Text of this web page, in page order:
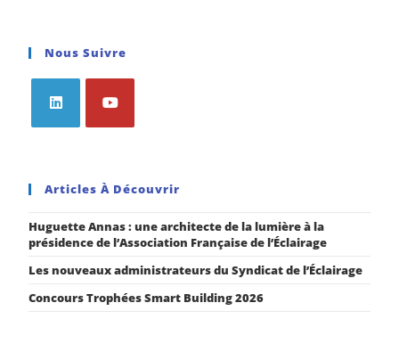
Nous Suivre
Articles À Découvrir
Huguette Annas : une architecte de la lumière à la
présidence de l’Association Française de l’Éclairage
Les nouveaux administrateurs du Syndicat de l’Éclairage
Concours Trophées Smart Building 2026